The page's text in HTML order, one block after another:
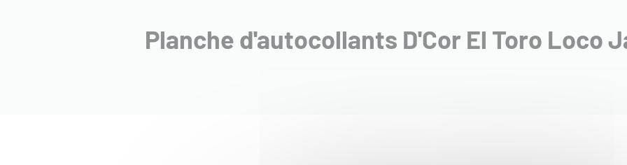
Planche d'autocollants D'Cor El Toro Loco